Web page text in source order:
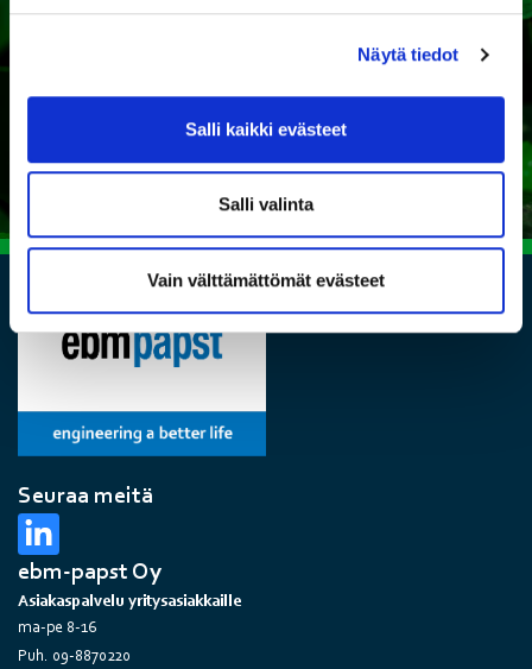
Näytä tiedot
Salli kaikki evästeet
Salli valinta
Vain välttämättömät evästeet
Kaipaatko tukea sopivan
tuotteen valintaan?
Seuraa meitä
ebm-papst Oy
Asiakaspalvelu yritysasiakkaille
ma-pe 8-16
Puh. 09-8870220